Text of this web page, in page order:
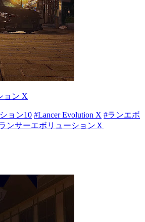
ョン X
ョン10 #Lancer Evolution X #ランエボ
ンサーエボリューションＸ